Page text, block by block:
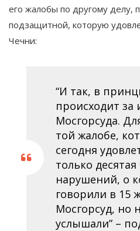
его жалобы по другому делу,
подзащитной, которую
Чечни:
“И так, в
происходит
Мосгорсуда.
той жалобе,
сегодня
только десятая
нарушений, о
говорили в 15
Мосгорсуд, но
услышали” –